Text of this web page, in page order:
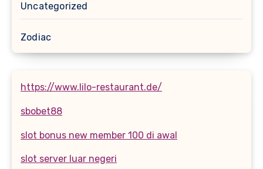
Uncategorized
Zodiac
https://www.lilo-restaurant.de/
sbobet88
slot bonus new member 100 di awal
slot server luar negeri